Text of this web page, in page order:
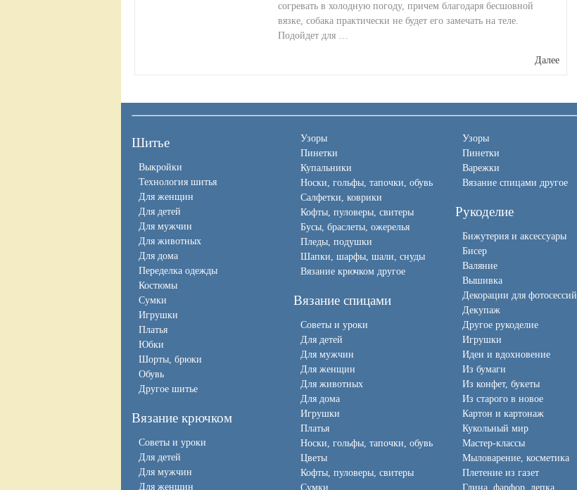
согревать в холодную погоду, причем благодаря бесшовной
вязке, собака практически не будет его замечать на теле.
Подойдет для …
Далее
Шитье
Выкройки
Технология шитья
Для женщин
Для детей
Для мужчин
Для животных
Для дома
Переделка одежды
Костюмы
Сумки
Игрушки
Платья
Юбки
Шорты, брюки
Обувь
Другое шитье
Вязание крючком
Советы и уроки
Для детей
Для мужчин
Для женщин
Узоры
Пинетки
Купальники
Носки, гольфы, тапочки, обувь
Салфетки, коврики
Кофты, пуловеры, свитеры
Бусы, браслеты, ожерелья
Пледы, подушки
Шапки, шарфы, шали, снуды
Вязание крючком другое
Вязание спицами
Советы и уроки
Для детей
Для мужчин
Для женщин
Для животных
Для дома
Игрушки
Платья
Носки, гольфы, тапочки, обувь
Цветы
Кофты, пуловеры, свитеры
Сумки
Узоры
Пинетки
Варежки
Вязание спицами другое
Рукоделие
Бижутерия и аксессуары
Бисер
Валяние
Вышивка
Декорации для фотосессий
Декупаж
Другое рукоделие
Игрушки
Идеи и вдохновение
Из бумаги
Из конфет, букеты
Из старого в новое
Картон и картонаж
Кукольный мир
Мастер-классы
Мыловарение, косметика
Плетение из газет
Глина, фарфор, лепка